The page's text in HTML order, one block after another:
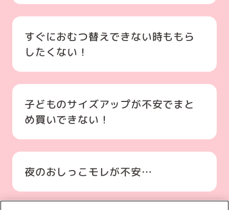
すぐにおむつ替えできない時ももら
したくない！
子どものサイズアップが不安でまと
め買いできない！
夜のおしっこモレが不安…